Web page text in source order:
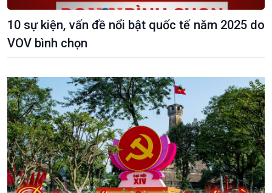
10 sự kiện, vấn đề nổi bật quốc tế năm 2025 do
VOV bình chọn